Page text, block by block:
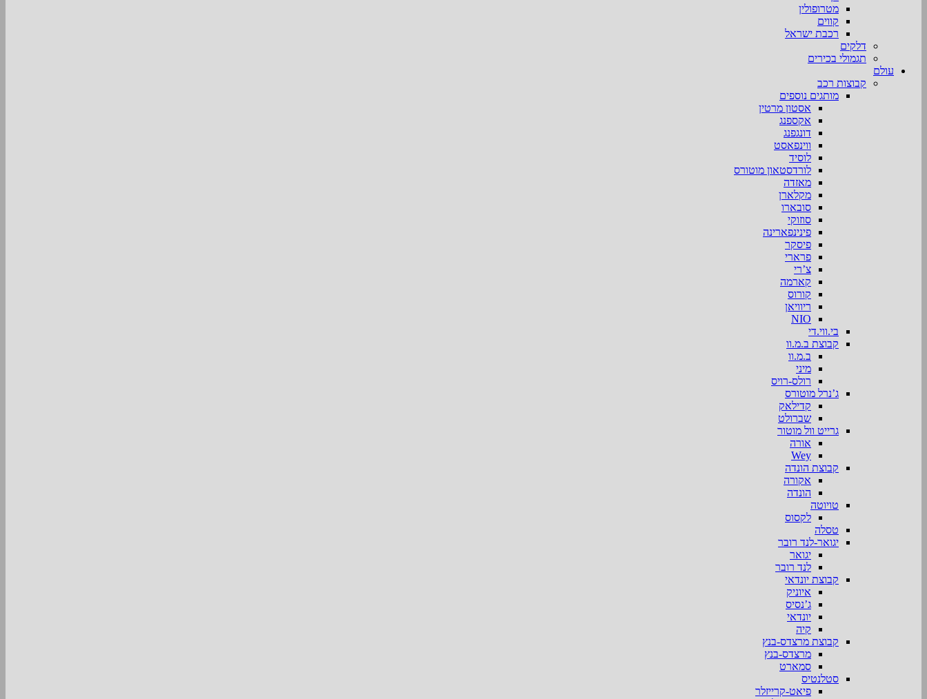
מטרופולין
קווים
רכבת ישראל
דלקים
תגמולי בכירים
עולם
קבוצות רכב
מותגים נוספים
אסטון מרטין
אקספנג
דונגפנג
ווינפאסט
לוסיד
לורדסטאון מוטורס
מאזדה
מקלארן
סובארו
סוזוקי
פינינפארינה
פיסקר
פרארי
צ’רי
קארמה
קורוס
ריוויאן
NIO
בי.ווי.די
קבוצת ב.מ.וו
ב.מ.וו
מיני
רולס-רויס
ג’נרל מוטורס
קדילאק
שברולט
גרייט וול מוטור
אורה
Wey
קבוצת הונדה
אקורה
הונדה
טויוטה
לקסוס
טסלה
יגואר-לנד רובר
יגואר
לנד רובר
קבוצת יונדאי
איוניק
ג’נסיס
יונדאי
קיה
קבוצת מרצדס-בנץ
מרצדס-בנץ
סמארט
סטלנטיס
פיאט-קרייזלר